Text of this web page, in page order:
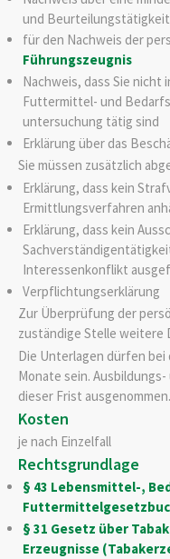
und Beurteilungstätigkeit
für den Nachweis der
Führungszeugnis
Nachweis, dass Sie
Futtermittel- und
untersuchung tätig sind
Erklärung über das
Sie müssen zusätzlich
Erklärung, dass kein
Ermittlungsverfahren
Erklärung, dass kein
Interessenkonflikt
Verpflichtungserklärung
Zur Überprüfung der
zuständige Stelle weitere
Die Unterlagen dürfen
Monate sein.
dieser Frist ausgenommen.
Kosten
je nach Einzelfall
Rechtsgrundlage
§ 43 Lebensmittel-,
§ 31 Gesetz über
Erzeugnisse